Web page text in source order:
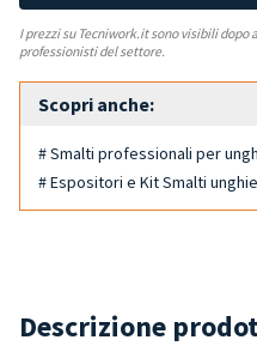
I prezzi su Tecniwork.it sono visibili
professionisti del settore.
Scopri anche:
# Smalti professionali per
# Espositori e Kit Smalti unghie
Descrizione